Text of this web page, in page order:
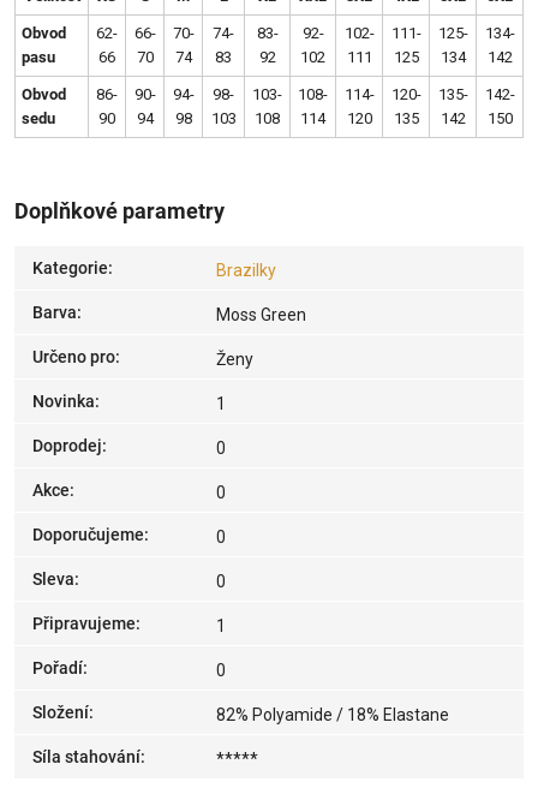
Obvod
pasu
62-
66
66-
70
70-
74
74-
83
83-
92
92-
102
102-
111
111-
125
125-
134
134-
142
Obvod
sedu
86-
90
90-
94
94-
98
98-
103
103-
108
108-
114
114-
120
120-
135
135-
142
142-
150
Doplňkové parametry
Kategorie: Brazilky
Barva: Moss Green
Určeno pro: Ženy
Novinka: 1
Doprodej: 0
Akce: 0
Doporučujeme: 0
Sleva: 0
Připravujeme: 1
Pořadí: 0
Složení: 82% Polyamide / 18% Elastane
Síla stahování: *****